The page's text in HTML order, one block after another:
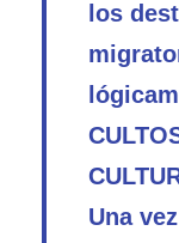
los
Una